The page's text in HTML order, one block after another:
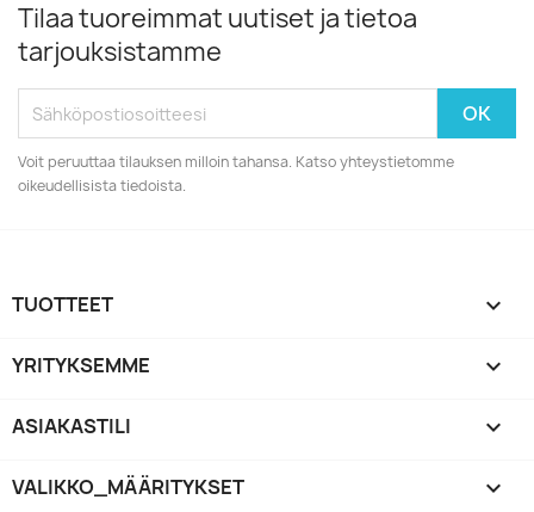
Tilaa tuoreimmat uutiset ja tietoa
tarjouksistamme
Voit peruuttaa tilauksen milloin tahansa. Katso yhteystietomme
oikeudellisista tiedoista.
TUOTTEET 
YRITYKSEMME 
ASIAKASTILI 
VALIKKO_MÄÄRITYKSET keyboard_arrow_down